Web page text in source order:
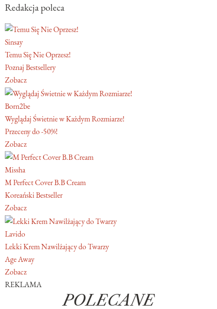
Redakcja poleca
Sinsay
Temu Się Nie Oprzesz!
Poznaj Bestsellery
Zobacz
Born2be
Wyglądaj Świetnie w Każdym Rozmiarze!
Przeceny do -50%!
Zobacz
Missha
M Perfect Cover B.B Cream
Koreański Bestseller
Zobacz
Lavido
Lekki Krem Nawilżający do Twarzy
Age Away
Zobacz
REKLAMA
POLECANE